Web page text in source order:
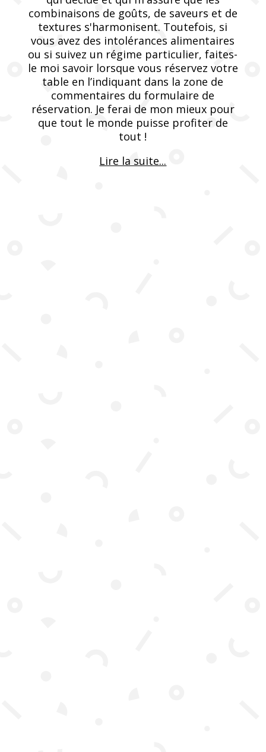
combinaisons de goûts, de saveurs et de
textures s'harmonisent. Toutefois, si
vous avez des intolérances alimentaires
ou si suivez un régime particulier, faites-
le moi savoir lorsque vous réservez votre
table en l’indiquant dans la zone de
commentaires du formulaire de
réservation. Je ferai de mon mieux pour
que tout le monde puisse profiter de
tout !
Lire la suite...